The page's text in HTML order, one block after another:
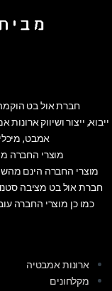
חברת אול בט
ייבוא, ייצור ושיווק ארונות אמבט,
אמבט,
מוצרי החברה
מוצרי החברה הינם
חברת אול בט מציבה
כמו כן מוצרי החברה
ארונות אמבטיה
מקלחונים